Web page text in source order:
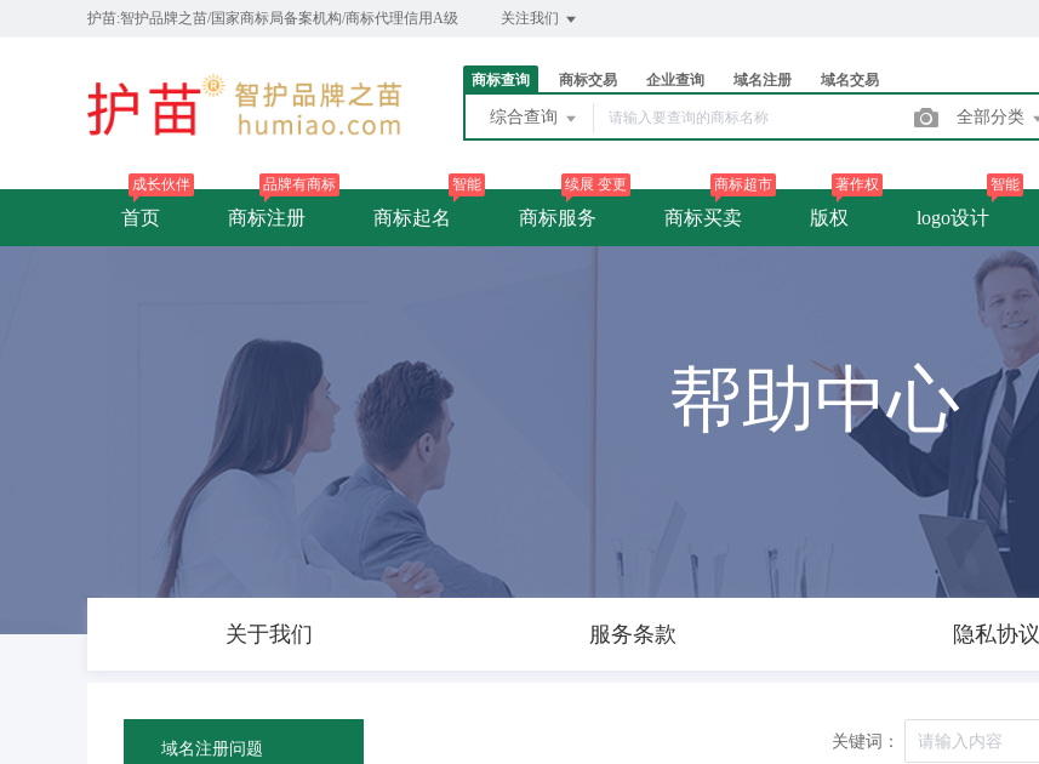
护苗:智护品牌之苗/国家商标局备案机构/商标代理信用A级 关注我们
商标查询 商标交易 企业查询 域名注册 域名交易
综合查询 全部分类
首页
成长伙伴
商标注册
品牌有商标
商标起名
智能
商标服务
续展 变更
商标买卖
商标超市
版权
著作权
logo设计
智能
帮助中心
关于我们 服务条款 隐私协议
域名注册问题 关键词：